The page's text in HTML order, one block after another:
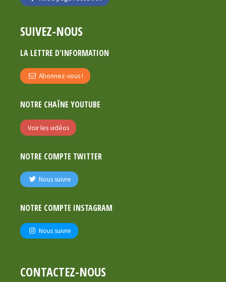
SUIVEZ-NOUS
LA LETTRE D'INFORMATION
Abonnez-vous !
NOTRE CHAÎNE YOUTUBE
Voir les vidéos
NOTRE COMPTE TWITTER
Nous suivre
NOTRE COMPTE INSTAGRAM
Nous suivre
CONTACTEZ-NOUS